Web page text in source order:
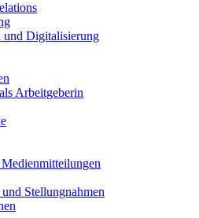
und Digitalisierung
Arbeitgeberin
Stellungnahmen